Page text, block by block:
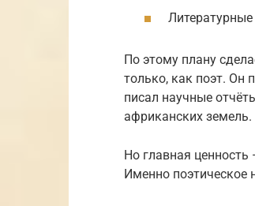
По этому плану
только, как поэт. Он
писал научные
африканских земель.
Но главная ценность
Именно поэтическое